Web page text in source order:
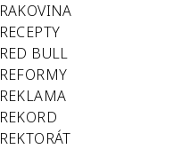
RAKOVINA
RECEPTY
RED BULL
REFORMY
REKLAMA
REKORD
REKTORÁT